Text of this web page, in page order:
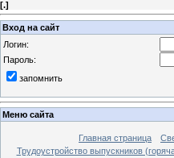
[.]
Вход на сайт
Логин:
Пароль:
запомнить
Меню сайта
Главная страница
Трудоустройство выпускников